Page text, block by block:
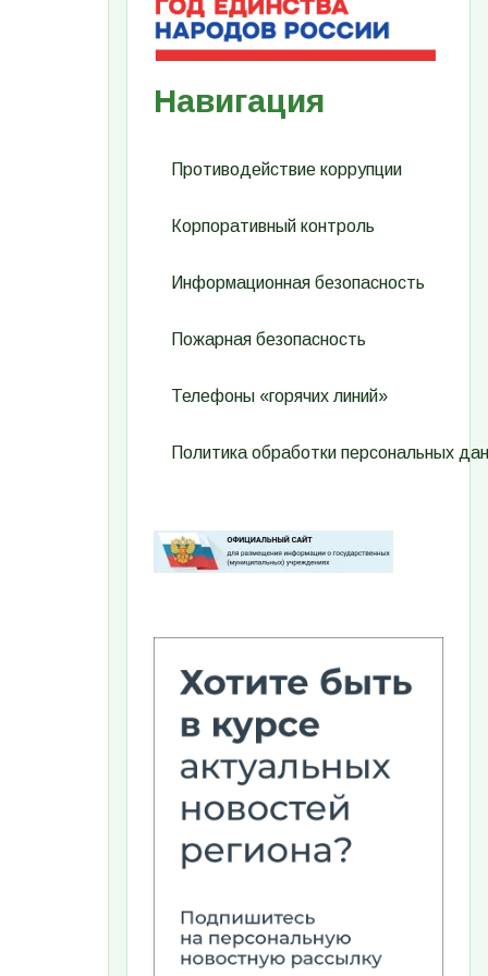
Навигация
Противодействие коррупции
Корпоративный контроль
Информационная безопасность
Пожарная безопасность
Телефоны «горячих линий»
Политика обработки персональных
Изображение